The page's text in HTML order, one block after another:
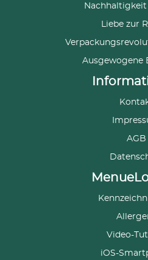
Liebe zur
Ausgewogene
AGB
Video-
iOS-